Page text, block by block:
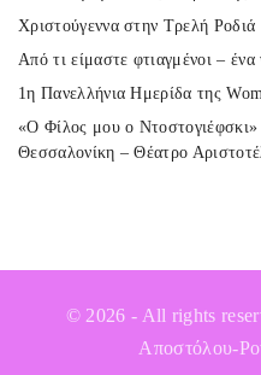
Χριστούγεννα στην Τρελή Ροδιά
Από τι είμαστε φτιαγμένοι –
1η Πανελλήνια Ημερίδα της
«Ο Φίλος μου ο
Θεσσαλονίκη – Θέατρο
© 2026 - All rights
Αποστόλου-